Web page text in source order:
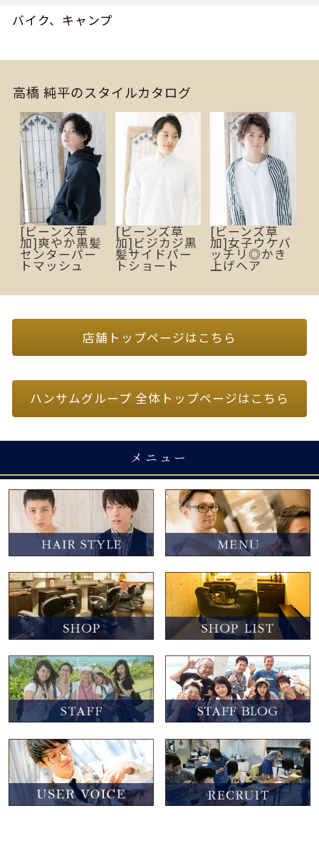
バイク、キャンプ
高橋 純平のスタイルカタログ
[ビーンズ草
加]爽やか黒髪
センターパー
トマッシュ
[ビーンズ草
加]ビジカジ黒
髪サイドパー
トショート
[ビーンズ草
加]女子ウケバ
ッチリ◎かき
上げヘア
店舗トップページはこちら
ハンサムグループ 全体トップページはこちら
メニュー